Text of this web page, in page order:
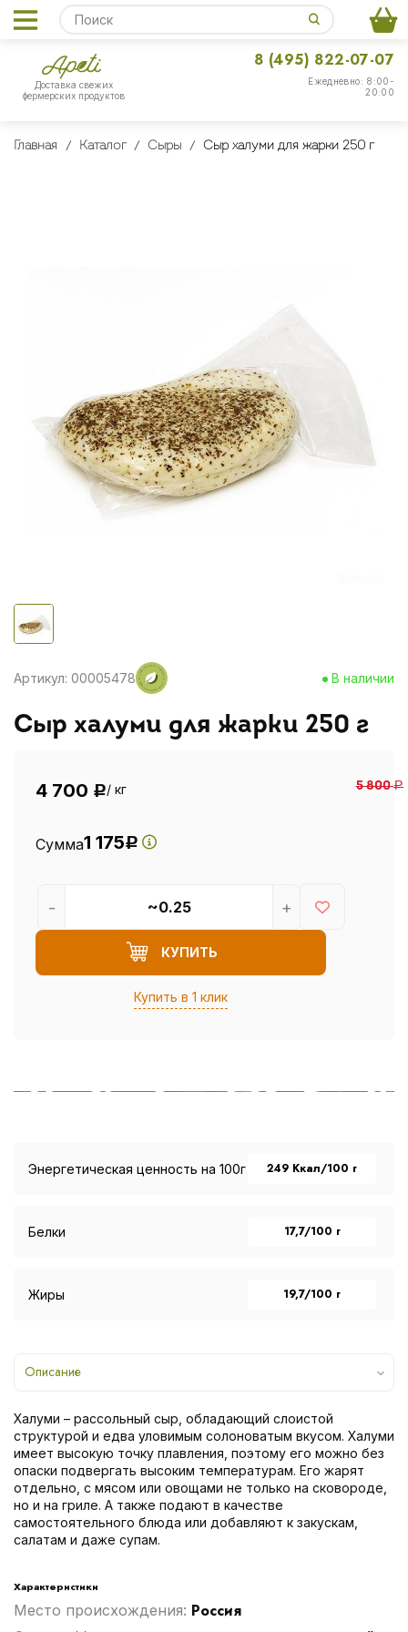
Доставка свежих
фермерских продуктов
Ежедневно: 8:00-
20:00
8 (495) 822-07-07
Главная Каталог Сыры Сыр халуми для жарки 250 г
Артикул: 00005478 В наличии
Сыр халуми для жарки 250 г
4 700 Р/ кг 5 800Р
Сумма1 175Р
КУПИТЬ
Купить в 1 клик
- +
Энергетическая ценность на 100г 249 Ккал/100 г
Белки 17,7/100 г
Жиры 19,7/100 г
Описание
Халуми – рассольный сыр, обладающий слоистой
структурой и едва уловимым солоноватым вкусом. Халуми
имеет высокую точку плавления, поэтому его можно без
опаски подвергать высоким температурам. Его жарят
отдельно, с мясом или овощами не только на сковороде,
но и на гриле. А также подают в качестве
самостоятельного блюда или добавляют к закускам,
салатам и даже супам.
Характеристики
Место происхождения: Россия